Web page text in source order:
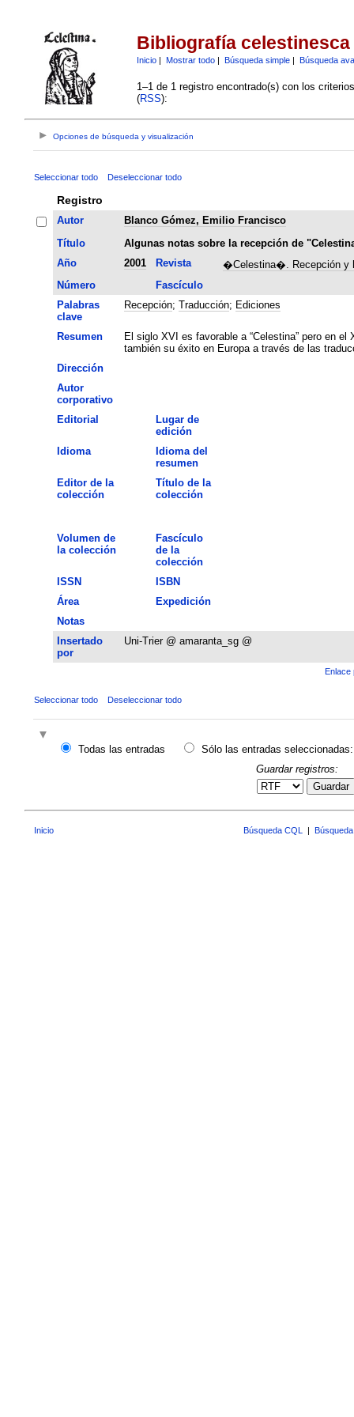
Bibliografía celestinesca
Inicio| Mostrar todo| Búsqueda simple| Búsqueda
1–1 de 1 registro encontrado(s) con los
(RSS):
Opciones de búsqueda y visualización
Seleccionar todo Deseleccionar todo
Registro
Autor
Blanco Gómez, Emilio Francisco
Título
Algunas notas sobre la recepción de
Año
2001 Revista
�Celestina�. Recepción y
Número
Fascículo
Palabras
clave
Recepción; Traducción; Ediciones
Resumen
El siglo XVI es favorable a “Celestina” pero en
también su éxito en Europa a través de las
Dirección
Autor
corporativo
Editorial
Lugar de
edición
Idioma
Idioma del
resumen
Editor de la
colección
Título de la
colección
Volumen de
la colección
Fascículo
de la
colección
ISSN
ISBN
Área
Expedición
Notas
Insertado
por
Uni-Trier @ amaranta_sg @
Enlace
Seleccionar todo Deseleccionar todo
Todas las entradas
Sólo las entradas seleccionadas:
Guardar registros:
Guardar
Inicio Búsqueda CQL